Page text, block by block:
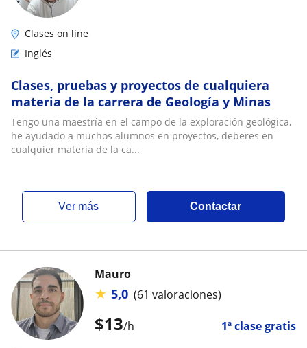
Clases on line
Inglés
Clases, pruebas y proyectos de cualquiera
materia de la carrera de Geología y Minas
Tengo una maestría en el campo de la exploración geológica,
he ayudado a muchos alumnos en proyectos, deberes en
cualquier materia de la ca...
ver más Contactar
$13/h 1ª clase gratis
Mauro
★ 5,0 (61 valoraciones)